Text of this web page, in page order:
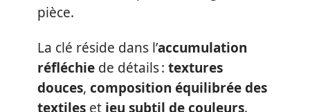
pièce.
La clé réside dans l’accumulation
réfléchie de détails : textures
douces, composition équilibrée des
textiles et jeu subtil de couleurs.